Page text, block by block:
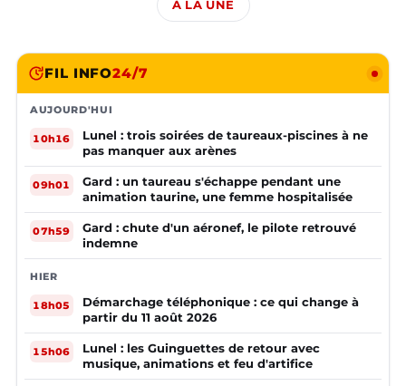
À LA UNE
FIL INFO24/7
AUJOURD'HUI
10h16
Lunel : trois soirées de taureaux-piscines à ne
pas manquer aux arènes
09h01
Gard : un taureau s'échappe pendant une
animation taurine, une femme hospitalisée
07h59
Gard : chute d'un aéronef, le pilote retrouvé
indemne
HIER
18h05
Démarchage téléphonique : ce qui change à
partir du 11 août 2026
15h06
Lunel : les Guinguettes de retour avec
musique, animations et feu d'artifice